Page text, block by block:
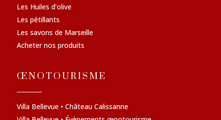
Les Huiles d’olive
Les pétillants
Les savons de Marseille
Acheter nos produits
ŒNOTOURISME
Villa Bellevue • Château Calissanne